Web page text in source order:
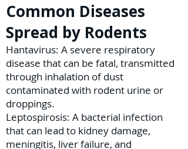
Common Diseases
Spread by Rodents
Hantavirus: A severe respiratory
disease that can be fatal, transmitted
through inhalation of dust
contaminated with rodent urine or
droppings.
Leptospirosis: A bacterial infection
that can lead to kidney damage,
meningitis, liver failure, and